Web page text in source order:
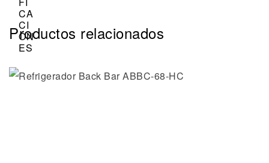
Productos relacionados